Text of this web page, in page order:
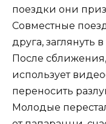
поездки они
Совместные
друга, заглянуть
После сближения,
использует
переносить
Молодые